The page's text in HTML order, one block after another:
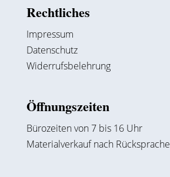
Rechtliches
Impressum
Datenschutz
Widerrufsbelehrung
Öffnungszeiten
Bürozeiten von 7 bis 16 Uhr
Materialverkauf nach Rücksprache